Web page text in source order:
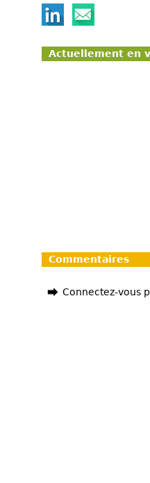
Actuellement en
Commentaires
Connectez-vous